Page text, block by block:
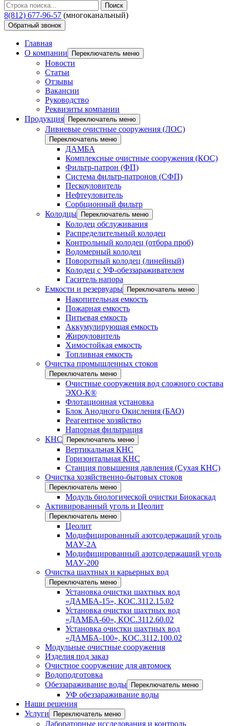
Поиск
8(812) 677-96-57 (многоканальный)
Обратный звонок
Главная
О компании
Переключатель меню
Новости
Статьи
Отзывы
Вакансии
Руководство
Реквизиты компании
Продукция
Переключатель меню
Ливневые очистные сооружения (ЛОС)
Переключатель меню
ДАМБА
Комплексные очистные сооружения (КОС)
Фильтр-патрон (ФП)
Система фильтр-патронов (СФП)
Пескоуловитель
Нефтеуловитель
Сорбционный фильтр
Колодцы
Переключатель меню
Колодец обслуживания
Распределительный колодец
Контрольный колодец (отбора проб)
Водомерный колодец
Поворотный колодец (линейный)
Колодец с УФ-обеззараживателем
Гаситель напора
Емкости и резервуары
Переключатель меню
Накопительная емкость
Пожарная емкость
Питьевая емкость
Аккумулирующая емкость
Жироуловитель
Химостойкая емкость
Топливная емкость
Очистка промышленных стоков
Переключатель меню
Очистные сооружения вод сложного состава
ЭХО-К®
Флотационная установка
Блок Анодного Окисления (БАО)
Реагентное хозяйство
Напорная фильтрация
КНС
Переключатель меню
Вертикальная КНС
Горизонтальная КНС
Станция повышения давления (Сухая КНС)
Очистка хозяйственно-бытовых стоков
Переключатель меню
Модуль биологической очистки Биокаскад
Активированный уголь и Цеолит
Переключатель меню
Цеолит
Модифицированный азотсодержащий уголь
МАУ-2А
Модифицированный азотсодержащий уголь
МАУ-200
Очистка шахтных и карьерных вод
Переключатель меню
Установка очистки шахтных вод
«ДАМБА-15», КОС.3112.15.02
Установка очистки шахтных вод
«ДАМБА-60», КОС.3112.60.02
Установка очистки шахтных вод
«ДАМБА-100», КОС.3112.100.02
Модульные очистные сооружения
Изделия под заказ
Очистное сооружение для автомоек
Водоподготовка
Обеззараживание воды
Переключатель меню
УФ обеззараживание воды
Наши решения
Услуги
Переключатель меню
Лабораторные исследования и контроль